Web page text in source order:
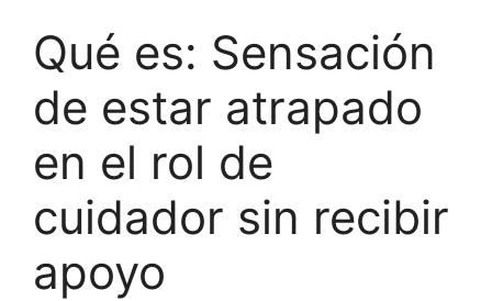
Qué es: Sensación
de estar atrapado
en el rol de
cuidador sin recibir
apoyo